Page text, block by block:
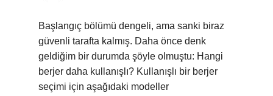
Başlangıç bölümü dengeli, ama sanki biraz
güvenli tarafta kalmış. Daha önce denk
geldiğim bir durumda şöyle olmuştu: Hangi
berjer daha kullanışlı? Kullanışlı bir berjer
seçimi için aşağıdaki modeller